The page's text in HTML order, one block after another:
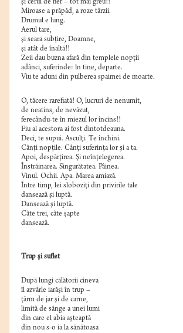
şi cerul de fier – tot mai greu!!
Miroase a prăpăd, a roze târzii.
Drumul e lung.
Aerul tare,
şi seara subţire, Doamne,
şi atât de înaltă!!
Zeii dau buzna afară din templele nopţii
adânci, suferinde: în tine, departe.
Viu te aduni din pulberea spaimei de moarte.
O, tăcere rarefiată! O, lucruri de nenumit,
de neatins, de nevăzut,
ferecându-te în miezul lor încins!!
Fiu al acestora ai fost dintotdeauna.
Deci, te supui. Asculţi. Te închini.
Cânţi nopţile. Cânţi suferinţa lor şi a ta.
Apoi, despărţirea. Şi neînţelegerea.
Înstrăinarea. Singurătatea. Pâinea.
Vinul. Ochii. Apa. Marea amiază.
Între timp, lei sloboziţi din privirile tale
dansează şi luptă.
Dansează şi luptă.
Câte trei, câte şapte
dansează.
Trup şi suflet
După lungi călătorii cineva
îl azvârle iarăşi în trup –
ţărm de jar şi de carne,
limită de sânge a unei lumi
din care el abia aşteaptă
din nou s-o ia la sănătoasa